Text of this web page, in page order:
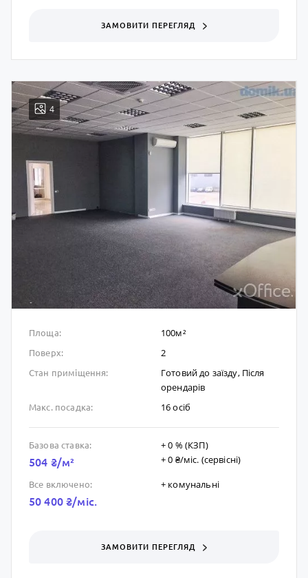
ЗАМОВИТИ ПЕРЕГЛЯД
4
Площа: 100м²
Поверх: 2
Стан приміщення:
Готовий до заïзду, Після
орендарів
Макс. посадка: 16 осіб
Базова ставка:
504 ₴/м²
+ 0 % (КЗП)
+ 0 ₴/мic. (сервісні)
Все включено:
50 400 ₴/мic.
+ комунальні
ЗАМОВИТИ ПЕРЕГЛЯД